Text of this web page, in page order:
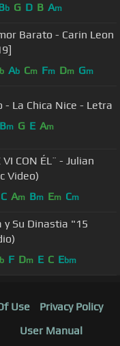
b G D B Am
Barato - Carin Leon
b Ab Cm Fm Dm Gm
- La Chica Nice - Letra
Bm G E Am
VI CON ÉL¨ - Julian
Video)
C Am Bm Em Cm
y Su Dinastia "15
b F Dm E C Ebm
Use
Privacy Policy
User Manual